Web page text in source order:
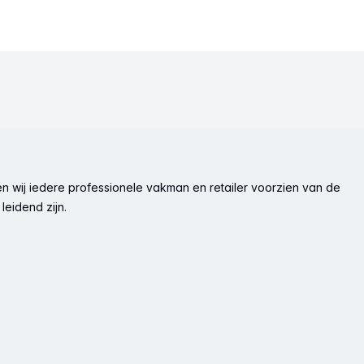
wij iedere professionele vakman en retailer voorzien van de
zijn.